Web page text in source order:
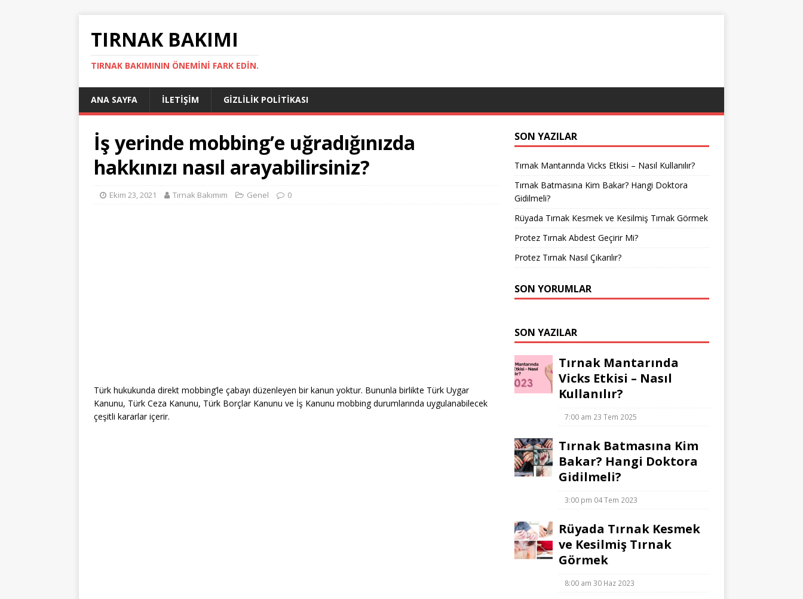
TIRNAK BAKIMI
TIRNAK BAKIMININ ÖNEMINI FARK EDIN.
ANA SAYFA İLETIŞIM GIZLILIK POLITIKASI
İş yerinde mobbing’e uğradığınızda
hakkınızı nasıl arayabilirsiniz?
Ekim 23, 2021 Tırnak Bakımım Genel 0
Türk hukukunda direkt mobbing’le çabayı düzenleyen bir kanun yoktur. Bununla birlikte Türk Uygar
Kanunu, Türk Ceza Kanunu, Türk Borçlar Kanunu ve İş Kanunu mobbing durumlarında uygulanabilecek
çeşitli kararlar içerir.
SON YAZILAR
Tırnak Mantarında Vicks Etkisi – Nasıl Kullanılır?
Tırnak Batmasına Kim Bakar? Hangi Doktora
Gidilmeli?
Rüyada Tırnak Kesmek ve Kesilmiş Tırnak Görmek
Protez Tırnak Abdest Geçirir Mi?
Protez Tırnak Nasıl Çıkarılır?
SON YORUMLAR
SON YAZILAR
Tırnak Mantarında
Vicks Etkisi – Nasıl
Kullanılır?
7:00 am 23 Tem 2025
Tırnak Batmasına Kim
Bakar? Hangi Doktora
Gidilmeli?
3:00 pm 04 Tem 2023
Rüyada Tırnak Kesmek
ve Kesilmiş Tırnak
Görmek
8:00 am 30 Haz 2023